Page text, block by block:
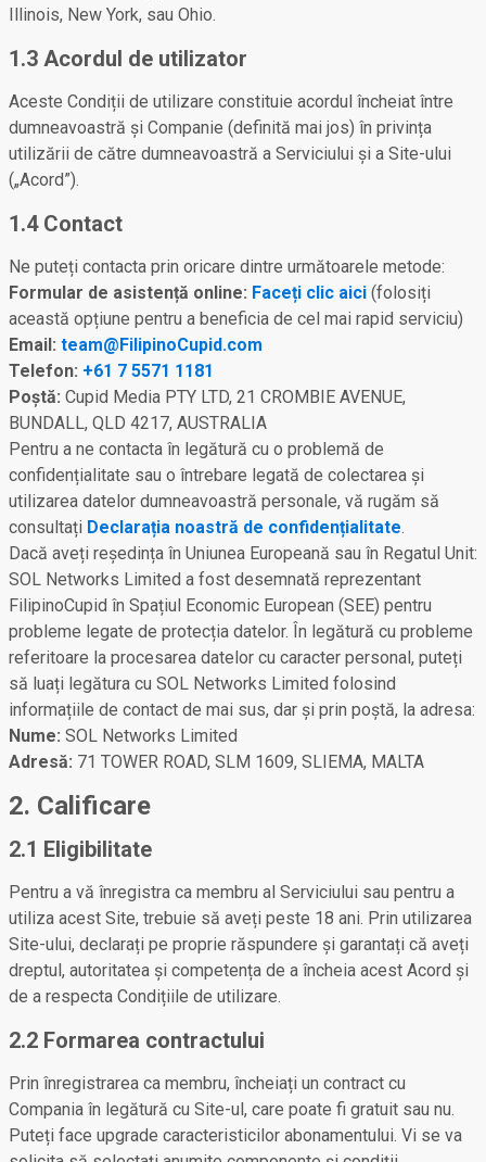
Illinois, New York, sau Ohio.
1.3 Acordul de utilizator
Aceste Condiții de utilizare constituie acordul încheiat între
dumneavoastră și Companie (definită mai jos) în privința
utilizării de către dumneavoastră a Serviciului și a Site-ului
(„Acord”).
1.4 Contact
Ne puteți contacta prin oricare dintre următoarele metode:
Formular de asistență online: Faceți clic aici (folosiți
această opțiune pentru a beneficia de cel mai rapid serviciu)
Email: team@FilipinoCupid.com
Telefon: +61 7 5571 1181
Poștă: Cupid Media PTY LTD, 21 CROMBIE AVENUE,
BUNDALL, QLD 4217, AUSTRALIA
Pentru a ne contacta în legătură cu o problemă de
confidențialitate sau o întrebare legată de colectarea și
utilizarea datelor dumneavoastră personale, vă rugăm să
consultați Declarația noastră de confidențialitate.
Dacă aveți reședința în Uniunea Europeană sau în Regatul Unit:
SOL Networks Limited a fost desemnată reprezentant
FilipinoCupid în Spațiul Economic European (SEE) pentru
probleme legate de protecția datelor. În legătură cu probleme
referitoare la procesarea datelor cu caracter personal, puteți
să luați legătura cu SOL Networks Limited folosind
informațiile de contact de mai sus, dar și prin poștă, la adresa:
Nume: SOL Networks Limited
Adresă: 71 TOWER ROAD, SLM 1609, SLIEMA, MALTA
2. Calificare
2.1 Eligibilitate
Pentru a vă înregistra ca membru al Serviciului sau pentru a
utiliza acest Site, trebuie să aveți peste 18 ani. Prin utilizarea
Site-ului, declarați pe proprie răspundere și garantați că aveți
dreptul, autoritatea și competența de a încheia acest Acord și
de a respecta Condițiile de utilizare.
2.2 Formarea contractului
Prin înregistrarea ca membru, încheiați un contract cu
Compania în legătură cu Site-ul, care poate fi gratuit sau nu.
Puteți face upgrade caracteristicilor abonamentului. Vi se va